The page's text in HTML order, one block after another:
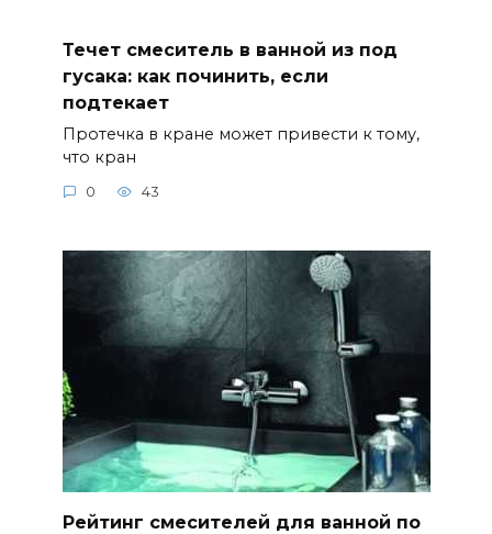
Течет смеситель в ванной из под
гусака: как починить, если
подтекает
Протечка в кране может привести к тому,
что кран
0 43
Рейтинг смесителей для ванной по